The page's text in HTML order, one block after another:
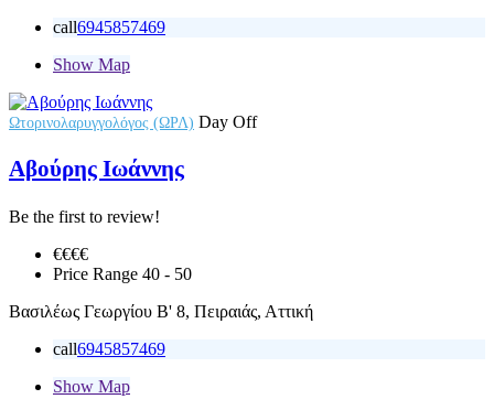
call6945857469
Show Map
Ωτορινολαρυγγολόγος (ΩΡΛ) Day Off
Αβούρης Ιωάννης
Be the first to review!
€€€€
Price Range 40 - 50
Βασιλέως Γεωργίου Β' 8, Πειραιάς, Αττική
call6945857469
Show Map